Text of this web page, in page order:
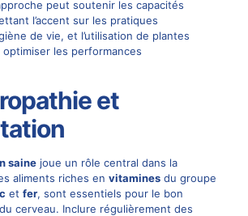
peut soutenir les capacités
l’accent sur les pratiques
de vie, et l’utilisation de plantes
les performances
et
sainejoue un rôle central dans la
aliments riches en vitaminesdu groupe
et fer, sont essentiels pour le bon
cerveau. Inclure régulièrement des